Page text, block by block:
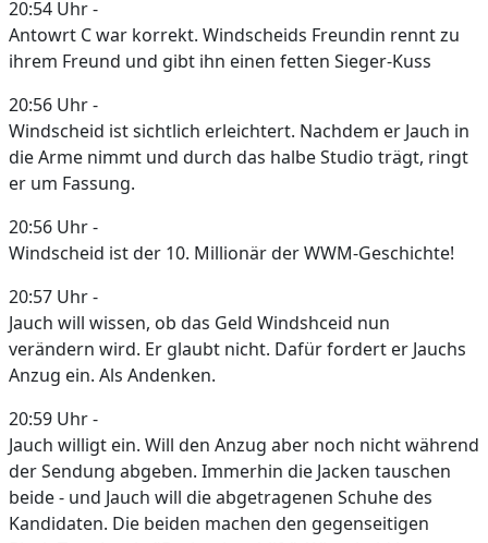
20:54 Uhr -
Antowrt C war korrekt. Windscheids Freundin rennt zu
ihrem Freund und gibt ihn einen fetten Sieger-Kuss
20:56 Uhr -
Windscheid ist sichtlich erleichtert. Nachdem er Jauch in
die Arme nimmt und durch das halbe Studio trägt, ringt
er um Fassung.
20:56 Uhr -
Windscheid ist der 10. Millionär der WWM-Geschichte!
20:57 Uhr -
Jauch will wissen, ob das Geld Windshceid nun
verändern wird. Er glaubt nicht. Dafür fordert er Jauchs
Anzug ein. Als Andenken.
20:59 Uhr -
Jauch willigt ein. Will den Anzug aber noch nicht während
der Sendung abgeben. Immerhin die Jacken tauschen
beide - und Jauch will die abgetragenen Schuhe des
Kandidaten. Die beiden machen den gegenseitigen